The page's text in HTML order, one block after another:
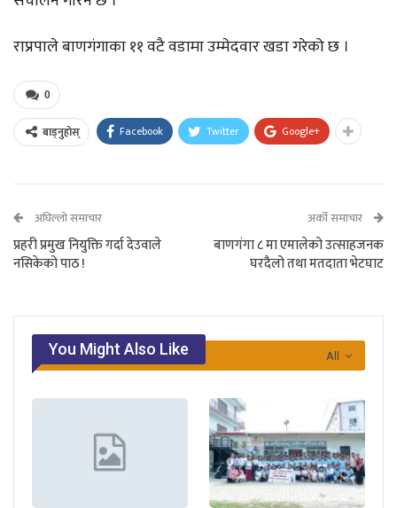
राप्रपाले बाणगंगाका ११ वटै वडामा उम्मेदवार खडा गरेको छ ।
0
बाड्नुहोस् Facebook Twitter Google+
अघिल्लो समाचार
प्रहरी प्रमुख नियुक्ति गर्दा देउवाले
नसिकेको पाठ !
अर्को समाचार
बाणगंगा ८ मा एमालेको उत्साहजनक
घरदैलो तथा मतदाता भेटघाट
All
You Might Also Like